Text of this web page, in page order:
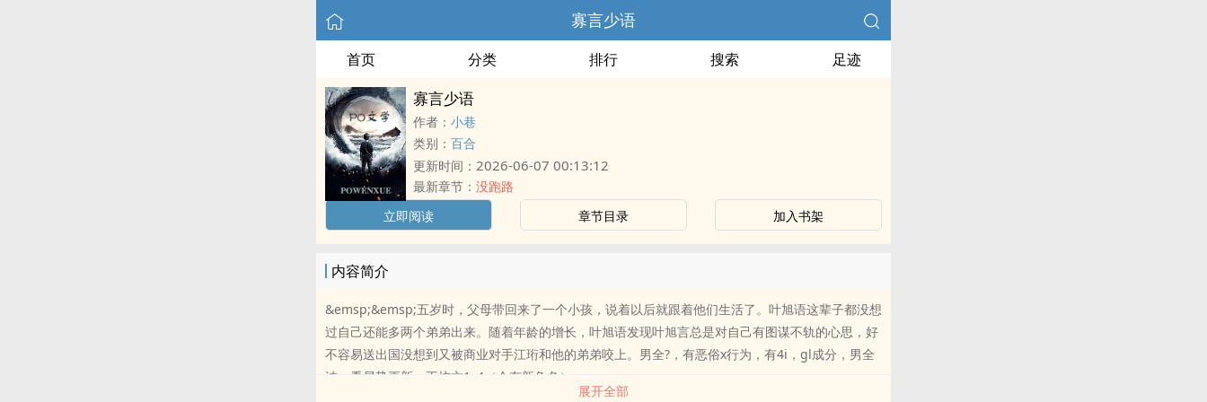
寡言少语
首页 分类 排行 搜索 足迹
寡言少语
作者： 小巷
类别： 百合
更新时间： 2026-06-07 00:13:12
最新章节： 没跑路
立即阅读
章节目录 加入书架
内容简介
&emsp;&emsp;五岁时，父母带回来了一个小孩，说着以后就跟着他们生活了。叶旭语这辈子都没想
过自己还能多两个弟弟出来。随着年龄的增长，叶旭语发现叶旭言总是对自己有图谋不轨的心思，好
不容易送出国没想到又被商业对手江珩和他的弟弟咬上。男全?，有恶俗x行为，有4i，gl成分，男全
洁。看局势更新，不坑文1v4（会有新角色）
展开全部